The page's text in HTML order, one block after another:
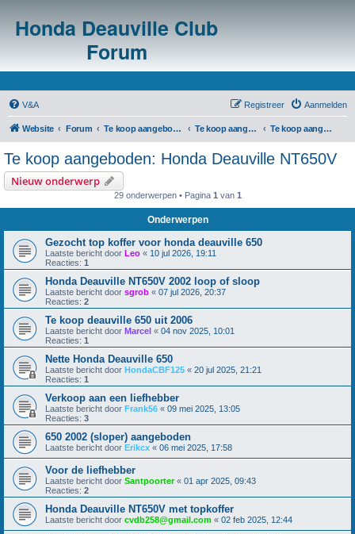
Honda Deauville Club
Forum
V&A Aanmelden
Registreer
Website Forum Te koop aangeboden/te koop gevraagd Te koop aangeboden: m.b.t. Honda Deauville NT650V Te koop aangeboden: Honda Deauville NT650V
Te koop aangeboden: Honda Deauville NT650V
Nieuw onderwerp
29 onderwerpen • Pagina 1 van 1
Onderwerpen
Gezocht top koffer voor honda deauville 650
Laatste bericht door Leo « 10 jul 2026, 19:11
Reacties: 1
Honda Deauville NT650V 2002 loop of sloop
Laatste bericht door sgrob « 07 jul 2026, 20:37
Reacties: 2
Te koop deauville 650 uit 2006
Laatste bericht door Marcel « 04 nov 2025, 10:01
Reacties: 1
Nette Honda Deauville 650
Laatste bericht door HondaCBF125 « 20 jul 2025, 21:21
Reacties: 1
Verkoop aan een liefhebber
Laatste bericht door Frank56 « 09 mei 2025, 13:05
Reacties: 3
650 2002 (sloper) aangeboden
Laatste bericht door Erikcx « 06 mei 2025, 17:58
Voor de liefhebber
Laatste bericht door Santpoorter« 01 apr 2025, 09:43
Reacties: 2
Honda Deauville NT650V met topkoffer
Laatste bericht door cvdb258@gmail.com « 02 feb 2025, 12:44